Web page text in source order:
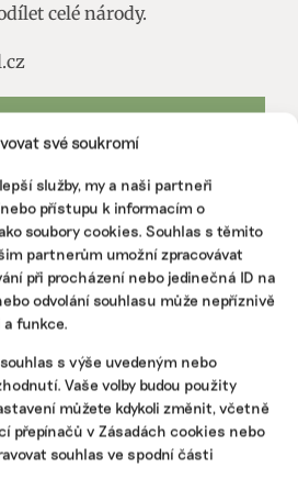
své soukromí
služby, my a naši partneři
přístupu k informacím o
soubory cookies. Souhlas s těmito
partnerům umožní zpracovávat
při procházení nebo jedinečná ID na
odvolání souhlasu může nepříznivě
funkce.
s výše uvedeným nebo
Vaše volby budou použity
můžete kdykoli změnit, včetně
přepínačů v Zásadách cookies nebo
souhlas ve spodní části
celé národy.
BUŘÍVALOVÁ
ekonomickými týdeníky Euro a
Nejradši píše o věčných chemikáliích
zemědělství, odpadech, rychlé módě